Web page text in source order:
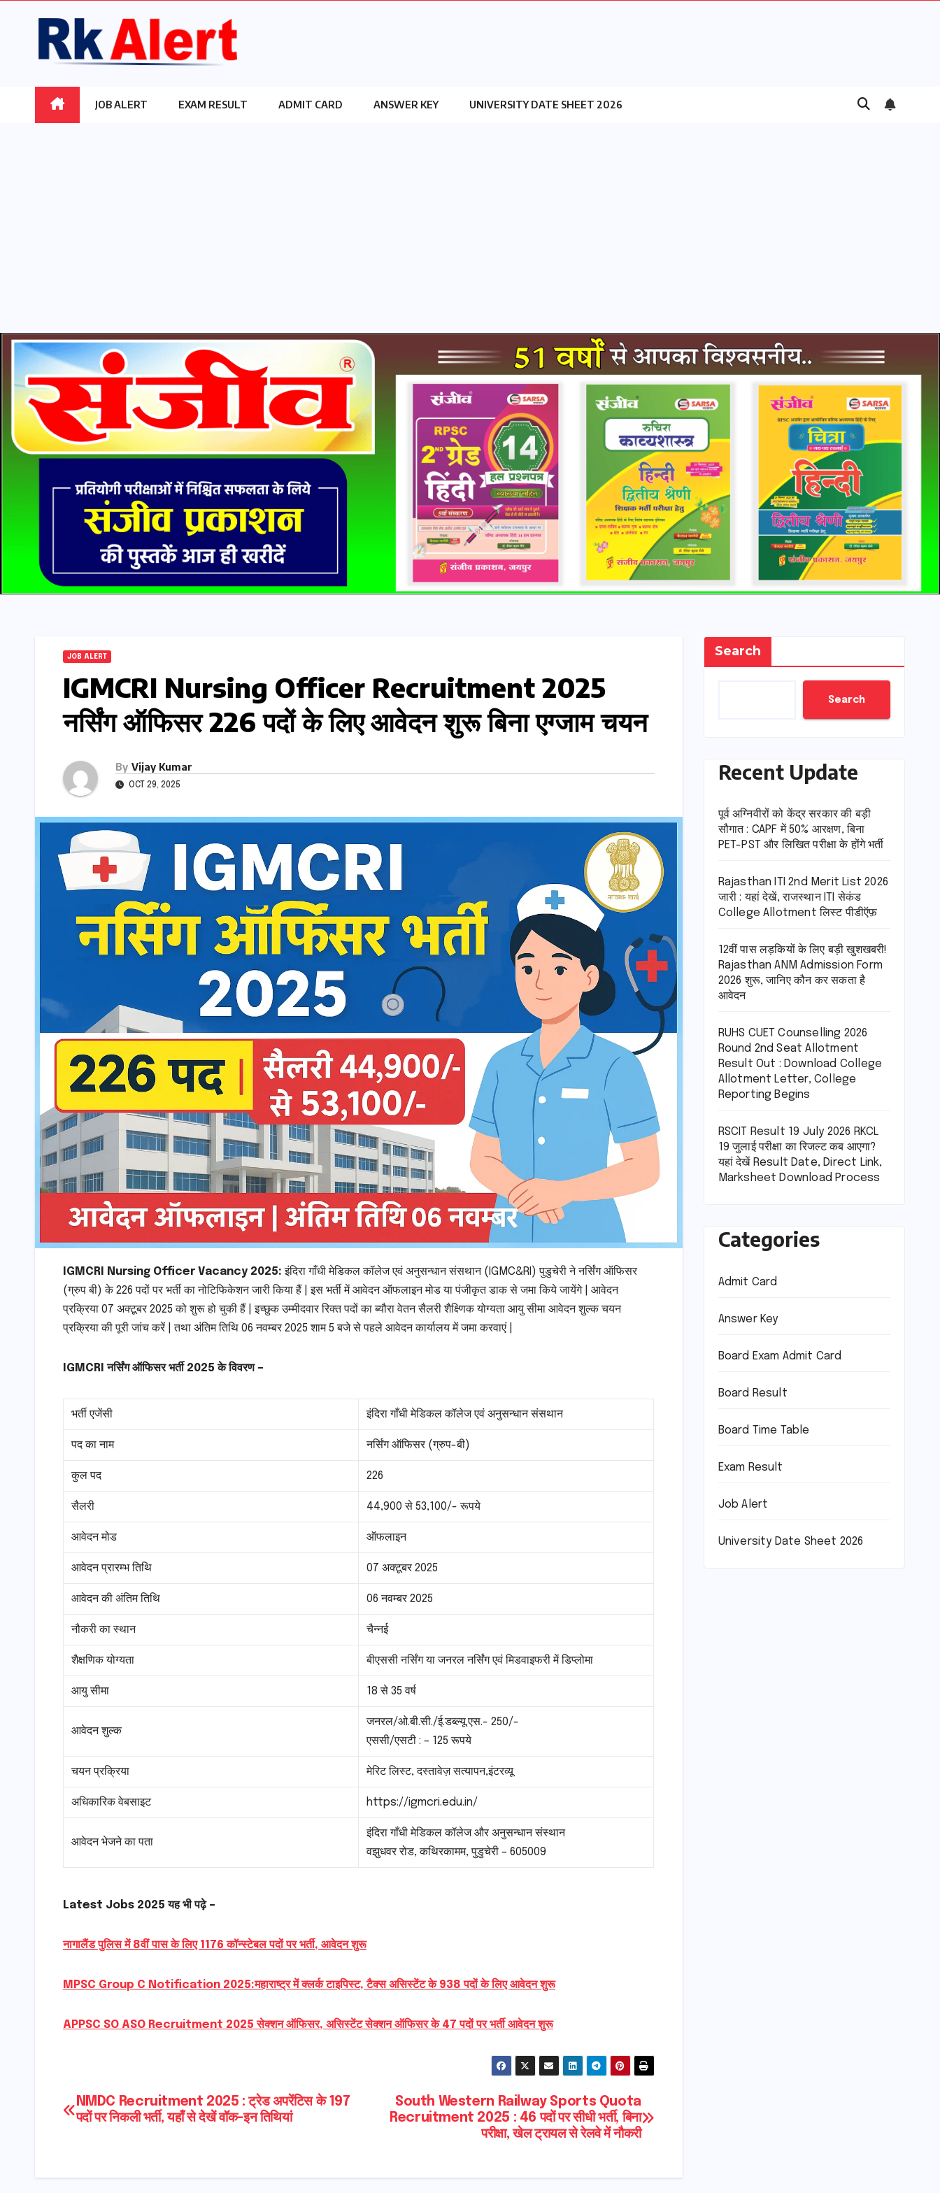
JOB ALERT EXAM RESULT ADMIT CARD ANSWER KEY UNIVERSITY DATE SHEET 2026
JOB ALERT
IGMCRI Nursing Officer Recruitment 2025
नर्सिंग ऑफिसर 226 पदों के लिए आवेदन शुरू बिना एग्जाम चयन
By Vijay Kumar
OCT 29, 2025
IGMCRI Nursing Officer Vacancy 2025: इंदिरा गाँधी मेडिकल कॉलेज एवं अनुसन्धान संसथान (IGMC&RI) पुडुचेरी ने नर्सिंग ऑफिसर
(ग्रुप बी) के 226 पदों पर भर्ती का नोटिफिकेशन जारी किया हैं | इस भर्ती में आवेदन ऑफलाइन मोड या पंजीकृत डाक से जमा किये जायेंगे | आवेदन
प्रक्रिया 07 अक्टूबर 2025 को शुरू हो चुकी हैं | इच्छुक उम्मीदवार रिक्त पदों का ब्यौरा वेतन सैलरी शैक्ष्णिक योग्यता आयु सीमा आवेदन शुल्क चयन
प्रक्रिया की पूरी जांच करें | तथा अंतिम तिथि 06 नवम्बर 2025 शाम 5 बजे से पहले आवेदन कार्यालय में जमा करवाएं |
IGMCRI नर्सिंग ऑफिसर भर्ती 2025 के विवरण –
भर्ती एजेंसी इंदिरा गाँधी मेडिकल कॉलेज एवं अनुसन्धान संसथान
पद का नाम नर्सिंग ऑफिसर (ग्रुप-बी)
कुल पद 226
सैलरी 44,900 से 53,100/- रूपये
आवेदन मोड ऑफलाइन
आवेदन प्रारम्भ तिथि 07 अक्टूबर 2025
आवेदन की अंतिम तिथि 06 नवम्बर 2025
नौकरी का स्थान चैन्नई
शैक्षणिक योग्यता बीएससी नर्सिंग या जनरल नर्सिंग एवं मिडवाइफरी में डिप्लोमा
आयु सीमा 18 से 35 वर्ष
आवेदन शुल्क
जनरल/ओ.बी.सी./ई.डब्ल्यू.एस.- 250/-
एससी/एसटी : – 125 रूपये
चयन प्रक्रिया मेरिट लिस्ट, दस्तावेज़ सत्यापन,इंटरव्यू
अधिकारिक वेबसाइट https://igmcri.edu.in/
आवेदन भेजने का पता
इंदिरा गाँधी मेडिकल कॉलेज और अनुसन्धान संस्थान
वझुधवर रोड, कथिरकामम, पुडुचेरी – 605009
Latest Jobs 2025 यह भी पढ़े –
नागालैंड पुलिस में 8वीं पास के लिए 1176 कॉन्स्टेबल पदों पर भर्ती, आवेदन शुरू
MPSC Group C Notification 2025:महाराष्ट्र में क्लर्क टाइपिस्ट, टैक्स असिस्टेंट के 938 पदों के लिए आवेदन शुरू
APPSC SO ASO Recruitment 2025 सेक्शन ऑफिसर, असिस्टेंट सेक्शन ऑफिसर के 47 पदों पर भर्ती आवेदन शुरू
Post
South Western Railway Sports Quota
Recruitment 2025 : 46 पदों पर सीधी भर्ती, बिना
परीक्षा, खेल ट्रायल से रेलवे में नौकरी
NMDC Recruitment 2025 : ट्रेड अपरेंटिस के 197
पदों पर निकली भर्ती, यहाँ से देखें वॉक-इन तिथियां
Search
Search
Recent Update
पूर्व अग्निवीरों को केंद्र सरकार की बड़ी
सौगात : CAPF में 50% आरक्षण, बिना
PET-PST और लिखित परीक्षा के होंगे भर्ती
Rajasthan ITI 2nd Merit List 2026
जारी : यहां देखें, राजस्थान ITI सेकंड
College Allotment लिस्ट पीडीऍफ़
12वीं पास लड़कियों के लिए बड़ी खुशखबरी!
Rajasthan ANM Admission Form
2026 शुरू, जानिए कौन कर सकता है
आवेदन
RUHS CUET Counselling 2026
Round 2nd Seat Allotment
Result Out : Download College
Allotment Letter, College
Reporting Begins
RSCIT Result 19 July 2026 RKCL
19 जुलाई परीक्षा का रिजल्ट कब आएगा?
यहां देखें Result Date, Direct Link,
Marksheet Download Process
Categories
Admit Card
Answer Key
Board Exam Admit Card
Board Result
Board Time Table
Exam Result
Job Alert
University Date Sheet 2026